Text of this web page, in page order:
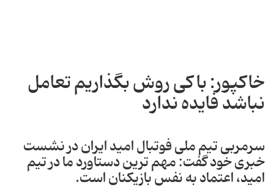
خاکپور: با کی روش بگذاریم تعامل
نباشد فایده ندارد
سرمربی تیم ملی فوتبال امید ایران در نشست
خبری خود گفت: مهم ترین دستاورد ما در تیم
امید، اعتماد به نفس بازیکنان است.